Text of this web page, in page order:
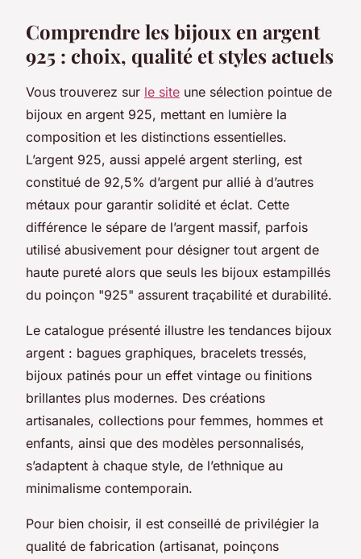
Comprendre les bijoux en argent
925 : choix, qualité et styles actuels
Vous trouverez sur le site une sélection pointue de
bijoux en argent 925, mettant en lumière la
composition et les distinctions essentielles.
L’argent 925, aussi appelé argent sterling, est
constitué de 92,5% d’argent pur allié à d’autres
métaux pour garantir solidité et éclat. Cette
différence le sépare de l’argent massif, parfois
utilisé abusivement pour désigner tout argent de
haute pureté alors que seuls les bijoux estampillés
du poinçon "925" assurent traçabilité et durabilité.
Le catalogue présenté illustre les tendances bijoux
argent : bagues graphiques, bracelets tressés,
bijoux patinés pour un effet vintage ou finitions
brillantes plus modernes. Des créations
artisanales, collections pour femmes, hommes et
enfants, ainsi que des modèles personnalisés,
s’adaptent à chaque style, de l’ethnique au
minimalisme contemporain.
Pour bien choisir, il est conseillé de privilégier la
qualité de fabrication (artisanat, poinçons